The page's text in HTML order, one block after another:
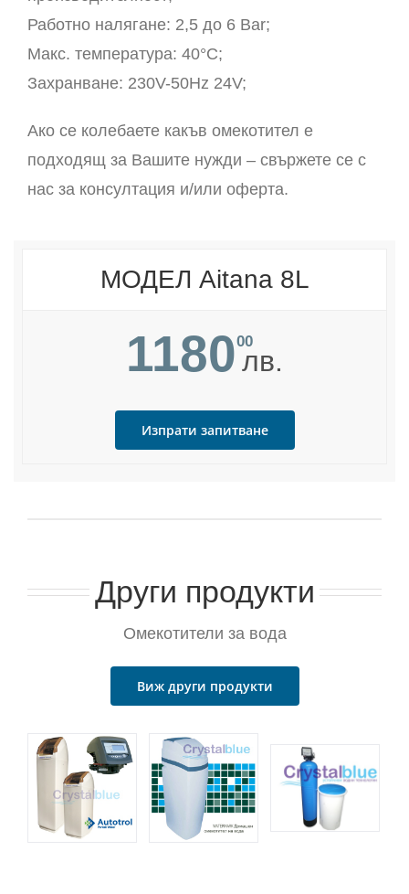
Работно налягане: 2,5 до 6 Bar;
Макс. температура: 40°С;
Захранване: 230V-50Hz 24V;
Ако се колебаете какъв омекотител е
подходящ за Вашите нужди – свържете се с
нас за консултация и/или оферта.
МОДЕЛ Aitana 8L
118000
лв.
Изпрати запитване
Други продукти
Омекотители за вода
Виж други продукти